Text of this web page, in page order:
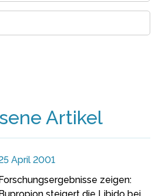
Artikel
April 2001
zeigen:
steigert die Libido bei